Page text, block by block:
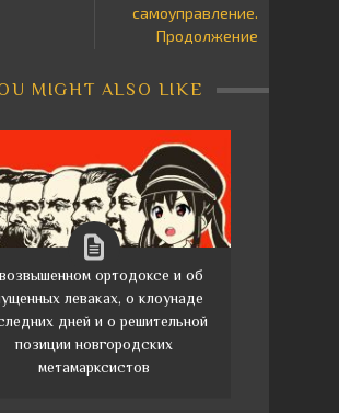
самоуправление.
Продолжение
MIGHT ALSO LIKE
ортодоксе и об
леваках, о клоунаде
дней и о решительной
позиции новгородских
метамарксистов